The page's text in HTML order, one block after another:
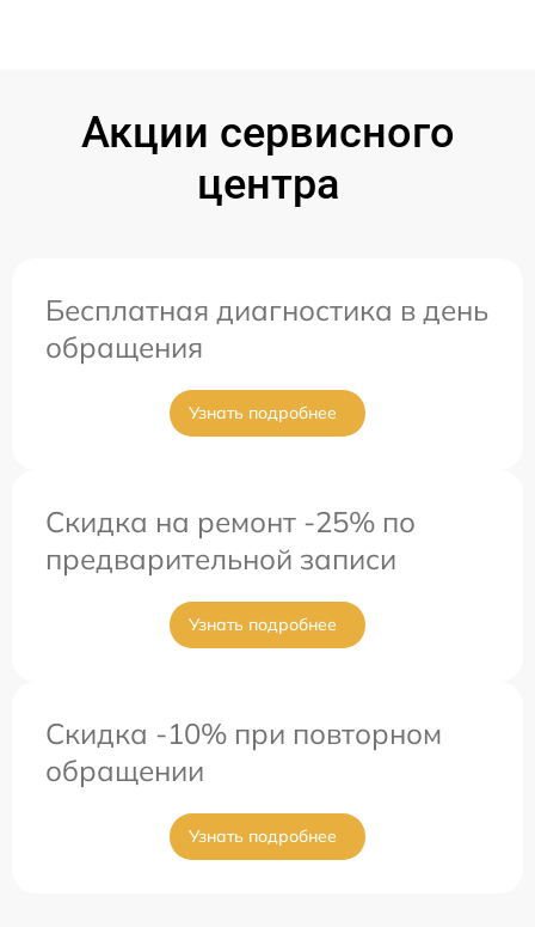
Акции сервисного
центра
Бесплатная диагностика в день
обращения
Узнать подробнее
Скидка на ремонт -25% по
предварительной записи
Узнать подробнее
Скидка -10% при повторном
обращении
Узнать подробнее